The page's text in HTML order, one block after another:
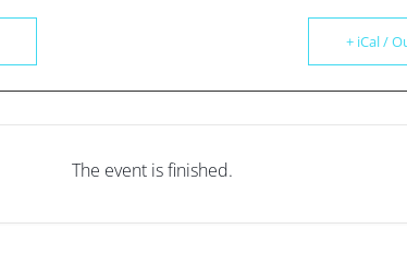
+ iCal /
The event is finished.